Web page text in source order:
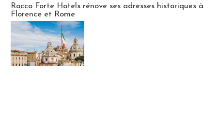
Rocco Forte Hotels rénove ses adresses historiques à
Florence et Rome